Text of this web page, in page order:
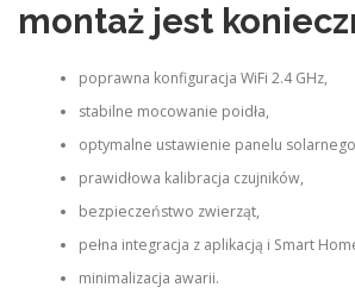
montaż jest
poprawna konfiguracja WiFi 2.4 GHz,
stabilne mocowanie poidła,
optymalne ustawienie panelu
prawidłowa kalibracja czujników,
bezpieczeństwo zwierząt,
pełna integracja z aplikacją i Smart
minimalizacja awarii.